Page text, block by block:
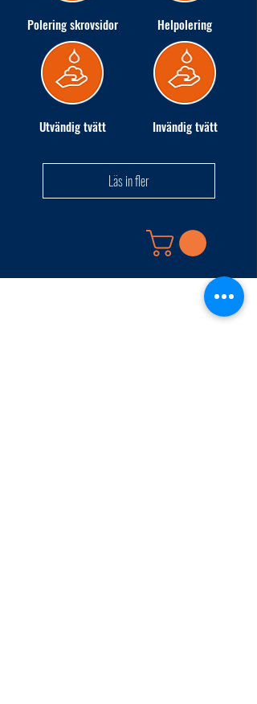
Polering skrovsidor Helpolering
Utvändig tvätt Invändig tvätt
Läs in fler